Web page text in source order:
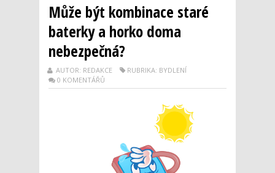
Může být kombinace staré
baterky a horko doma
nebezpečná?
AUTOR: REDAKCE
RUBRIKA: BYDLENÍ
0 KOMENTÁŘŮ